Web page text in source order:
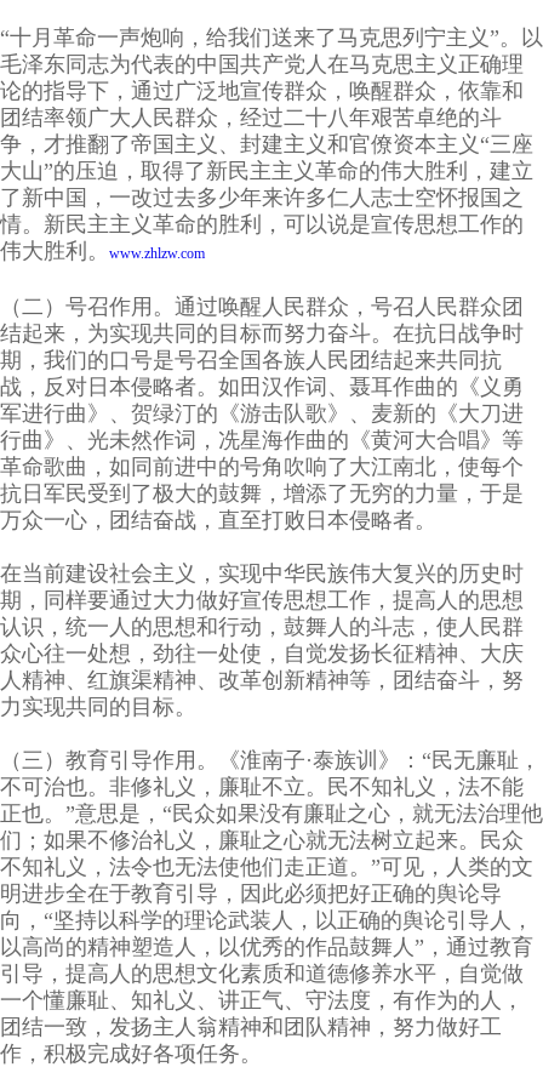
“十月革命一声炮响，给我们送来了马克思列宁主义”。以
毛泽东同志为代表的中国共产党人在马克思主义正确理
论的指导下，通过广泛地宣传群众，唤醒群众，依靠和
团结率领广大人民群众，经过二十八年艰苦卓绝的斗
争，才推翻了帝国主义、封建主义和官僚资本主义“三座
大山”的压迫，取得了新民主主义革命的伟大胜利，建立
了新中国，一改过去多少年来许多仁人志士空怀报国之
情。新民主主义革命的胜利，可以说是宣传思想工作的
伟大胜利。
www.zhlzw.com
（二）号召作用。通过唤醒人民群众，号召人民群众团
结起来，为实现共同的目标而努力奋斗。在抗日战争时
期，我们的口号是号召全国各族人民团结起来共同抗
战，反对日本侵略者。如田汉作词、聂耳作曲的《义勇
军进行曲》、贺绿汀的《游击队歌》、麦新的《大刀进
行曲》、光未然作词，冼星海作曲的《黄河大合唱》等
革命歌曲，如同前进中的号角吹响了大江南北，使每个
抗日军民受到了极大的鼓舞，增添了无穷的力量，于是
万众一心，团结奋战，直至打败日本侵略者。
在当前建设社会主义，实现中华民族伟大复兴的历史时
期，同样要通过大力做好宣传思想工作，提高人的思想
认识，统一人的思想和行动，鼓舞人的斗志，使人民群
众心往一处想，劲往一处使，自觉发扬长征精神、大庆
人精神、红旗渠精神、改革创新精神等，团结奋斗，努
力实现共同的目标。
（三）教育引导作用。《淮南子·泰族训》：“民无廉耻，
不可治也。非修礼义，廉耻不立。民不知礼义，法不能
正也。”意思是，“民众如果没有廉耻之心，就无法治理他
们；如果不修治礼义，廉耻之心就无法树立起来。民众
不知礼义，法令也无法使他们走正道。”可见，人类的文
明进步全在于教育引导，因此必须把好正确的舆论导
向，“坚持以科学的理论武装人，以正确的舆论引导人，
以高尚的精神塑造人，以优秀的作品鼓舞人”，通过教育
引导，提高人的思想文化素质和道德修养水平，自觉做
一个懂廉耻、知礼义、讲正气、守法度，有作为的人，
团结一致，发扬主人翁精神和团队精神，努力做好工
作，积极完成好各项任务。